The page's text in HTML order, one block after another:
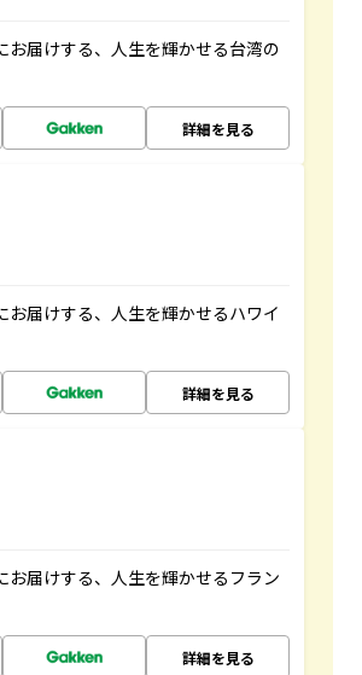
届けする、人生を輝かせる台湾の
詳細を見る
届けする、人生を輝かせるハワイ
詳細を見る
届けする、人生を輝かせるフラン
詳細を見る